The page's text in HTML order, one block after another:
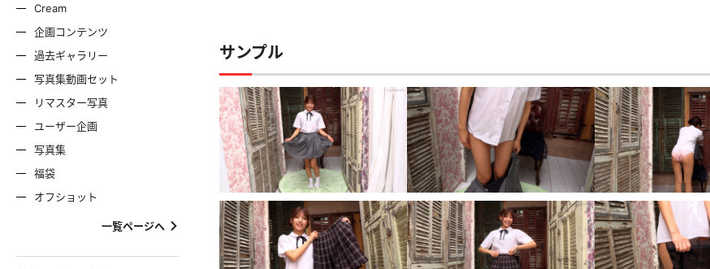
Cream
企画コンテンツ
過去ギャラリー
写真集動画セット
リマスター写真
ユーザー企画
写真集
福袋
オフショット
一覧ページへ
サンプル